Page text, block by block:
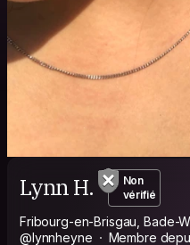
Lynn H.
Non
vérifié
Fribourg-en-Brisgau, Bade-
@lynnheyne
Membre